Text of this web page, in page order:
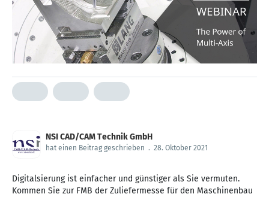
NSI CAD/CAM Technik GmbH
hat einen Beitrag geschrieben . 28. Oktober 2021
Digitalsierung ist einfacher und günstiger als Sie vermuten.
Kommen Sie zur FMB der Zuliefermesse für den Maschinenbau